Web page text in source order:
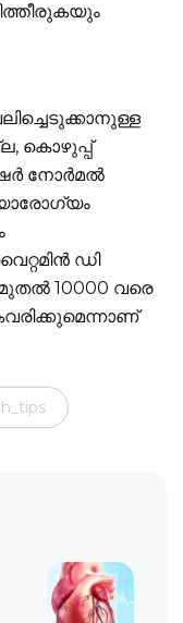
കൊഴുപ്പ്
നോര്‍മല്‍
ഡി
മുതല്‍ 10000 വരെ